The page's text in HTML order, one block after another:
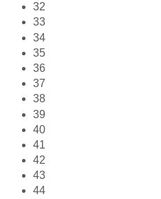
32
33
34
35
36
37
38
39
40
41
42
43
44